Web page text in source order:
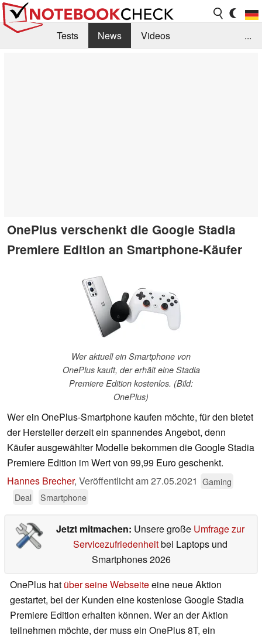
Tests News
Videos
...
OnePlus verschenkt die Google Stadia
Premiere Edition an Smartphone-Käufer
Wer aktuell ein Smartphone von
OnePlus kauft, der erhält eine Stadia
Premiere Edition kostenlos. (Bild:
OnePlus)
Wer ein OnePlus-Smartphone kaufen möchte, für den bietet
der Hersteller derzeit ein spannendes Angebot, denn
Käufer ausgewählter Modelle bekommen die Google Stadia
Premiere Edition im Wert von 99,99 Euro geschenkt.
Hannes Brecher, Veröffentlicht am27.05.2021 Gaming
Deal
Smartphone
Jetzt mitmachen: Unsere große Umfrage zur
Servicezufriedenheitbei Laptops und
Smartphones 2026
OnePlus hat über seine Webseiteeine neue Aktion
gestartet, bei der Kunden eine kostenlose Google Stadia
Premiere Edition erhalten können. Wer an der Aktion
teilnehmen möchte, der muss ein OnePlus 8T, ein